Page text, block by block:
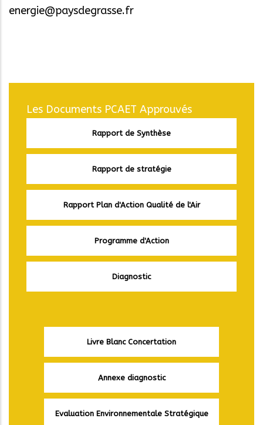
energie@paysdegrasse.fr
Les Documents PCAET Approuvés
Rapport de Synthèse
Rapport de stratégie
Rapport Plan d'Action Qualité de l'Air
Programme d'Action
Diagnostic
Livre Blanc Concertation
Annexe diagnostic
Evaluation Environnementale Stratégique